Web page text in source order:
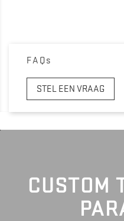
FAQs
STEL EEN VRAAG
CUSTOM